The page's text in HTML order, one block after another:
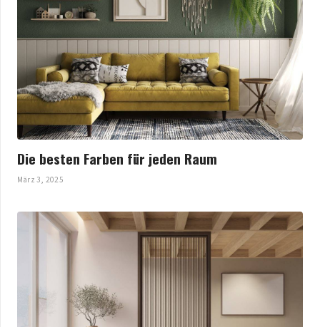
Die besten Farben für jeden Raum
März 3, 2025